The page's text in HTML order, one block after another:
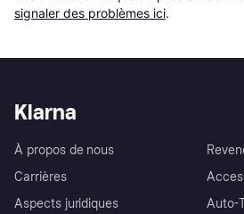
signaler des problèmes ici.
Klarna
À propos de nous
Carrières
Aspects juridiques
Auto-